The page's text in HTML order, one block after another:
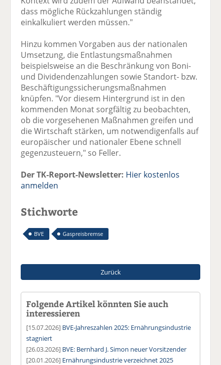
dass mögliche Rückzahlungen ständig
einkalkuliert werden müssen."
Hinzu kommen Vorgaben aus der nationalen
Umsetzung, die Entlastungsmaßnahmen
beispielsweise an die Beschränkung von Boni-
und Dividendenzahlungen sowie Standort- bzw.
Beschäftigungssicherungsmaßnahmen
knüpfen. "Vor diesem Hintergrund ist in den
kommenden Monat sorgfältig zu beobachten,
ob die vorgesehenen Maßnahmen greifen und
die Wirtschaft stärken, um notwendigenfalls auf
europäischer und nationaler Ebene schnell
gegenzusteuern," so Feller.
Der TK-Report-Newsletter: Hier kostenlos
anmelden
Stichworte
BVE Gaspreisbremse
Zurück
Folgende Artikel könnten Sie auch
interessieren
[15.07.2026] BVE-Jahreszahlen 2025: Ernährungsindustrie
stagniert
[26.03.2026] BVE: Bernhard J. Simon neuer Vorsitzender
[20.01.2026] Ernährungsindustrie verzeichnet 2025